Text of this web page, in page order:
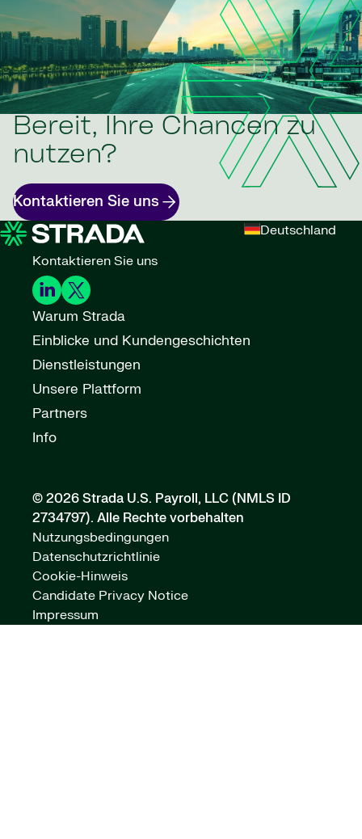
Bereit, Ihre Chancen zu
nutzen?
Kontaktieren Sie uns
Deutschland
Kontaktieren Sie uns
Warum Strada
Einblicke und Kundengeschichten
Dienstleistungen
Unsere Plattform
Partners
Info
© 2026 Strada U.S. Payroll, LLC (NMLS ID
2734797). Alle Rechte vorbehalten
Nutzungsbedingungen
Datenschutzrichtlinie
Cookie-Hinweis
Candidate Privacy Notice
Impressum